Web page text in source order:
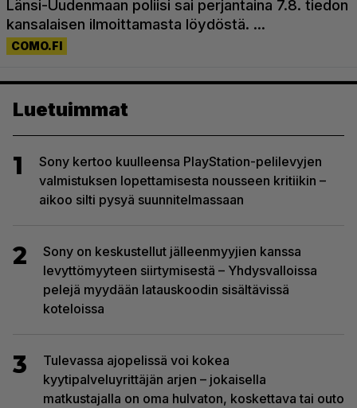
Luetuimmat
1
Sony kertoo kuulleensa PlayStation-pelilevyjen
valmistuksen lopettamisesta nousseen kritiikin –
aikoo silti pysyä suunnitelmassaan
2
Sony on keskustellut jälleenmyyjien kanssa
levyttömyyteen siirtymisestä – Yhdysvalloissa
pelejä myydään latauskoodin sisältävissä
koteloissa
3
Tulevassa ajopelissä voi kokea
kyytipalveluyrittäjän arjen – jokaisella
matkustajalla on oma hulvaton, koskettava tai outo